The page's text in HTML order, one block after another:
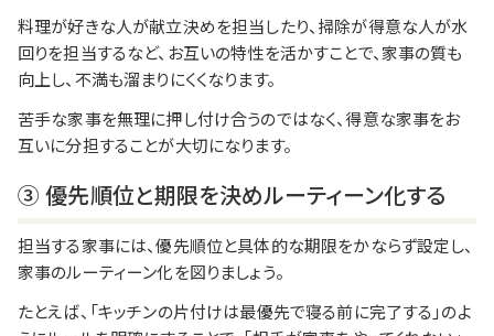
料理が好きな人が献立決めを担当したり、掃除が得意な人が水
回りを担当するなど、お互いの特性を活かすことで、家事の質も
向上し、不満も溜まりにくくなります。
苦手な家事を無理に押し付け合うのではなく、得意な家事をお
互いに分担することが大切になります。
③ 優先順位と期限を決めルーティーン化する
担当する家事には、優先順位と具体的な期限をかならず設定し、
家事のルーティーン化を図りましょう。
たとえば、「キッチンの片付けは最優先で寝る前に完了する」のよ